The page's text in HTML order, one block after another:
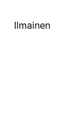
Ilmainen